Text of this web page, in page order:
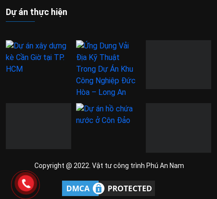
Dự án thực hiện
Copyright @ 2022. Vật tư công trình Phú An Nam